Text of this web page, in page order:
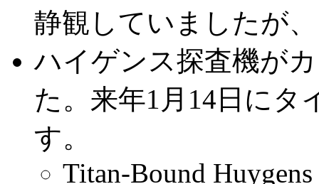
静観していましたが
ハイゲンス探査機が
た。来年1月14日にタ
す。
Titan-Bound Huygens